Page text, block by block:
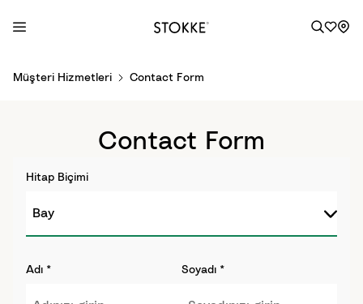
Müşteri Hizmetleri Contact Form
Contact Form
Hitap Biçimi
Adı * Soyadı *